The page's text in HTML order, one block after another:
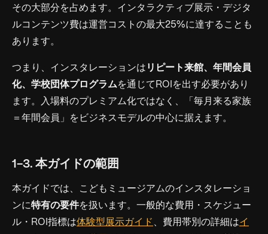
その大部分を占めます。インタラクティブ展示・デジタ
ルコンテンツ費は運営コストの最大25%に達することも
あります。
つまり、インスタレーションは リピート来館、年間会員
化、学校団体プログラムを通じてROIを出す必要があり
ます。入場料のプレミアム化ではなく、「毎月来る家族
＝年間会員」をビジネスモデルの中心に据えます。
1-3. 本ガイドの範囲
本ガイドでは、こどもミュージアムのインスタレーショ
ンに特有の要件を扱います。一般的な費用・スケジュー
ル・ROI指標は体験型展示ガイド 、費用帯別の詳細はイ